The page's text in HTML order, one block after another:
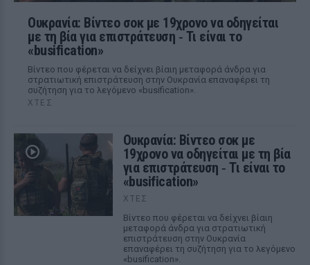
Ουκρανία: Βίντεο σοκ με 19χρονο να οδηγείται
με τη βία για επιστράτευση ‑ Τι είναι το
«busification»
Βίντεο που φέρεται να δείχνει βίαιη μεταφορά άνδρα για
στρατιωτική επιστράτευση στην Ουκρανία επαναφέρει τη
συζήτηση για το λεγόμενο «busification».
ΧΤΕΣ
Ουκρανία: Βίντεο σοκ με
19χρονο να οδηγείται με τη βία
για επιστράτευση ‑ Τι είναι το
«busification»
ΧΤΕΣ
Βίντεο που φέρεται να δείχνει βίαιη
μεταφορά άνδρα για στρατιωτική
επιστράτευση στην Ουκρανία
επαναφέρει τη συζήτηση για το λεγόμενο
«busification».